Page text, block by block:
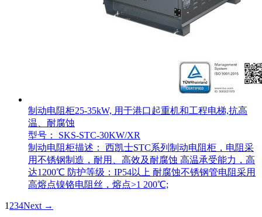
制动电阻柜25-35kW, 用于港口起重机和工程电梯,抗高
温、耐腐蚀
型号： SKS-STC-30KW/XR
制动电阻柜描述： 西凯士STC系列制动电阻柜，电阻采
用不锈钢制造，耐用、高效及耐腐蚀 高温承受能力，高
达1200℃ 防护等级：IP54以上 耐腐蚀不锈钢管电阻采用
高熔点镍铬电阻丝，熔点>1 200℃;
1 234Next →